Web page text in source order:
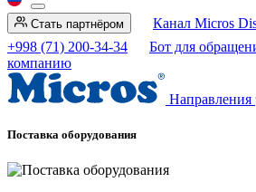
Стать партнёром
Канал Micros
+998 (71) 200-34-34
Бот для
компанию
Направления
Поставка оборудования